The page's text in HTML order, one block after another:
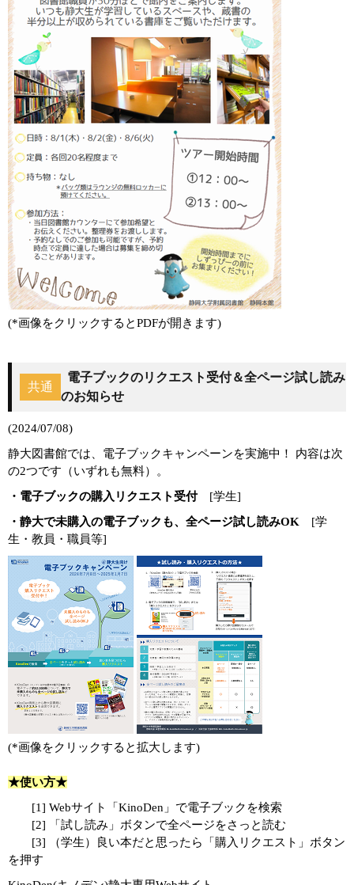
(*画像をクリックするとPDFが開きます)
共通
電子ブックのリクエスト受付＆全ページ試し読み
のお知らせ
(2024/07/08)
静大図書館では、電子ブックキャンペーンを実施中！ 内容は次
の2つです（いずれも無料）。
・電子ブックの購入リクエスト受付[学生]
・静大で未購入の電子ブックも、全ページ試し読みOK [学
生・教員・職員等]
(*画像をクリックすると拡大します)
★使い方★
[1] Webサイト「KinoDen」で電子ブックを検索
[2] 「試し読み」ボタンで全ページをさっと読む
[3] （学生）良い本だと思ったら「購入リクエスト」ボタン
を押す